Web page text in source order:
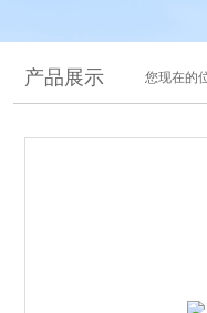
产品展示 您现在的